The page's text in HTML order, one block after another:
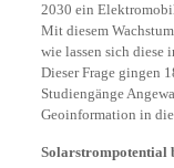
2030 ein
Mit diesem
wie lassen sich
Dieser Frage gingen
Studiengänge
Geoinformation in
Solarstrompotential